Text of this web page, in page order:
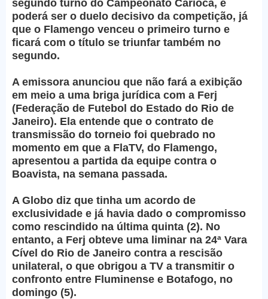
segundo turno do Campeonato Carioca, e
poderá ser o duelo decisivo da competição, já
que o Flamengo venceu o primeiro turno e
ficará com o título se triunfar também no
segundo.
A emissora anunciou que não fará a exibição
em meio a uma briga jurídica com a Ferj
(Federação de Futebol do Estado do Rio de
Janeiro). Ela entende que o contrato de
transmissão do torneio foi quebrado no
momento em que a FlaTV, do Flamengo,
apresentou a partida da equipe contra o
Boavista, na semana passada.
A Globo diz que tinha um acordo de
exclusividade e já havia dado o compromisso
como rescindido na última quinta (2). No
entanto, a Ferj obteve uma liminar na 24ª Vara
Cível do Rio de Janeiro contra a rescisão
unilateral, o que obrigou a TV a transmitir o
confronto entre Fluminense e Botafogo, no
domingo (5).